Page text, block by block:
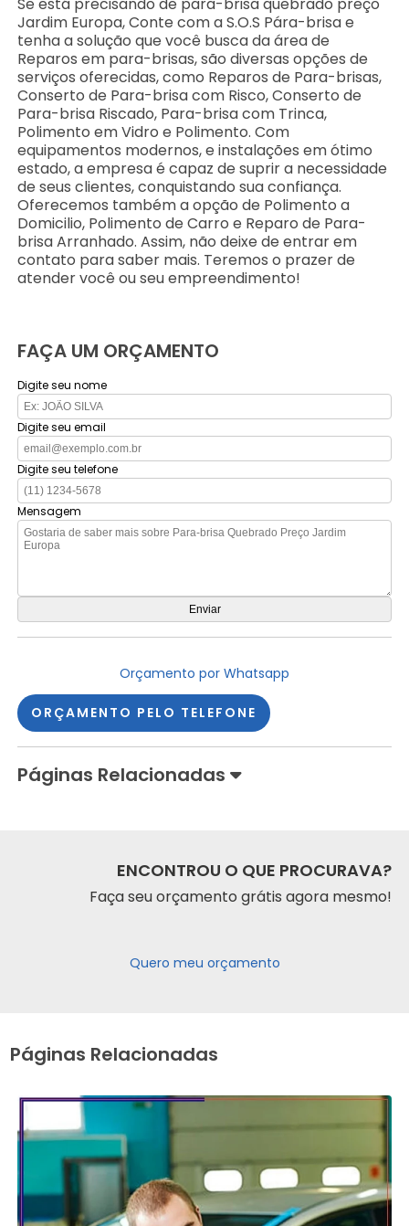
Jardim Europa, Conte com a S.O.S Pára-brisa e
tenha a solução que você busca da área de
Reparos em para-brisas, são diversas opções de
serviços oferecidas, como Reparos de Para-brisas,
Conserto de Para-brisa com Risco, Conserto de
Para-brisa Riscado, Para-brisa com Trinca,
Polimento em Vidro e Polimento. Com
equipamentos modernos, e instalações em ótimo
estado, a empresa é capaz de suprir a necessidade
de seus clientes, conquistando sua confiança.
Oferecemos também a opção de Polimento a
Domicilio, Polimento de Carro e Reparo de Para-
brisa Arranhado. Assim, não deixe de entrar em
contato para saber mais. Teremos o prazer de
atender você ou seu empreendimento!
FAÇA UM ORÇAMENTO
Digite seu nome
Digite seu email
Digite seu telefone
Mensagem
Orçamento por Whatsapp
ORÇAMENTO PELO TELEFONE
Páginas Relacionadas
ENCONTROU O QUE PROCURAVA?
Faça seu orçamento grátis agora mesmo!
Quero meu orçamento
Páginas Relacionadas